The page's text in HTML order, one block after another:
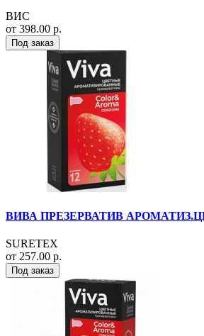
ВИС
от 398.00 р.
Под заказ
ВИВА ПРЕЗЕРВАТИВ
SURETEX
от 257.00 р.
Под заказ